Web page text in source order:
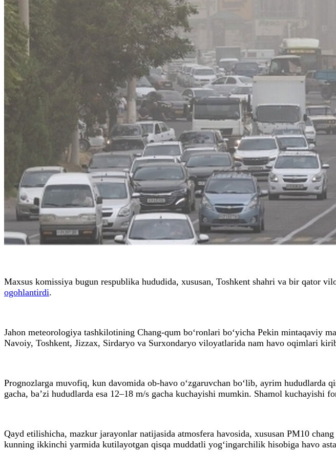
Maxsus komissiya bugun respublika hududida, xususan, Toshkent shahri va bir qator
ogohlantirdi.
Jahon meteorologiya tashkilotining Chang-qum bo‘ronlari bo‘yicha Pekin mintaqaviy
Navoiy, Toshkent, Jizzax, Sirdaryo va Surxondaryo viloyatlarida nam havo oqimlari
Prognozlarga muvofiq, kun davomida ob-havo o‘zgaruvchan bo‘lib, ayrim
gacha, ba’zi hududlarda esa 12–18 m/s gacha kuchayishi mumkin. Shamol kuchayishi
Qayd etilishicha, mazkur jarayonlar natijasida atmosfera havosida, xususan PM10
kunning ikkinchi yarmida kutilayotgan qisqa muddatli yog‘ingarchilik hisobiga havo